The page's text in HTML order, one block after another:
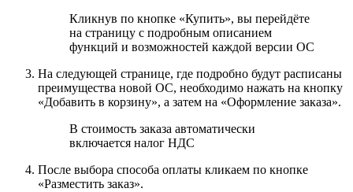
Кликнув по кнопке «Купить», вы перейдёте
на страницу с подробным описанием
функций и возможностей каждой версии ОС
На следующей странице, где подробно будут расписаны
преимущества новой ОС, необходимо нажать на кнопку
«Добавить в корзину», а затем на «Оформление заказа».
В стоимость заказа автоматически
включается налог НДС
После выбора способа оплаты кликаем по кнопке
«Разместить заказ».